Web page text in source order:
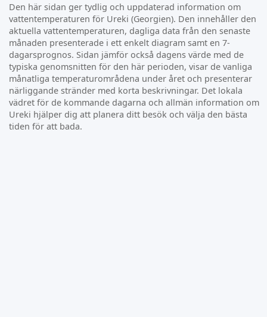
Den här sidan ger tydlig och uppdaterad information om
vattentemperaturen för Ureki (Georgien). Den innehåller den
aktuella vattentemperaturen, dagliga data från den senaste
månaden presenterade i ett enkelt diagram samt en 7-
dagarsprognos. Sidan jämför också dagens värde med de
typiska genomsnitten för den här perioden, visar de vanliga
månatliga temperaturområdena under året och presenterar
närliggande stränder med korta beskrivningar. Det lokala
vädret för de kommande dagarna och allmän information om
Ureki hjälper dig att planera ditt besök och välja den bästa
tiden för att bada.